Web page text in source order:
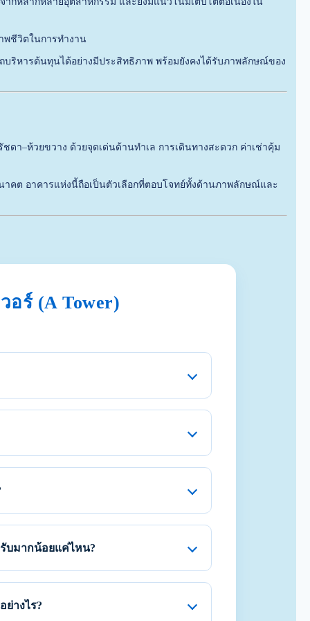
พชีวิตในการทำงาน
ริหารต้นทุนได้อย่างมีประสิทธิภาพ พร้อมยังคงได้รับภาพลักษณ์ของ
ดา–ห้วยขวาง ด้วยจุดเด่นด้านทำเล การเดินทางสะดวก ค่าเช่าคุ้ม
นาคต อาคารแห่งนี้ถือเป็นตัวเลือกที่ตอบโจทย์ทั้งด้านภาพลักษณ์และ
อร์ (A Tower)
บมากน้อยแค่ไหน?
างไร?